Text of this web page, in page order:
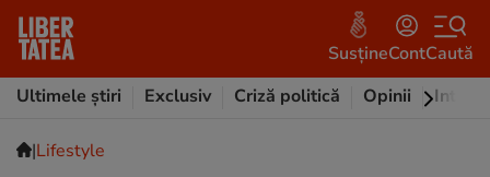
SusțineContCaută
Ultimele știri
Exclusiv Criză politică Opinii
|Lifestyle